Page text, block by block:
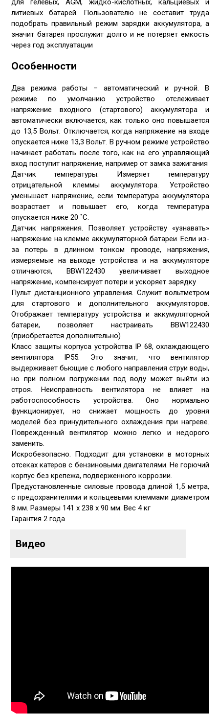
для гелевых, AGM, жидко-кислотных, кальциевых и
литиевых батарей. Пользователю не составит труда
подобрать правильный режим зарядки аккумулятора, а
значит батарея прослужит долго и не потеряет емкость
через год эксплуатации
Особенности
Два режима работы – автоматический и ручной. В
режиме по умолчанию устройство отслеживает
напряжение входного (стартового) аккумулятора и
автоматически включается, как только оно повышается
до 13,5 Вольт. Отключается, когда напряжение на входе
опускается ниже 13,3 Вольт. В ручном режиме устройство
начинает работать после того, как на его управляющий
вход поступит напряжение, например от замка зажигания
Датчик температуры. Измеряет температуру
отрицательной клеммы аккумулятора. Устройство
уменьшает напряжение, если температура аккумулятора
возрастает и повышает его, когда температура
опускается ниже 20 ˚С.
Датчик напряжения. Позволяет устройству «узнавать»
напряжение на клемме аккумуляторной батареи. Если из-
за потерь в длинном тонком проводе, напряжения,
измеряемые на выходе устройства и на аккумуляторе
отличаются, BBW122430 увеличивает выходное
напряжение, компенсирует потери и ускоряет зарядку
Пульт дистанционного управления. Служит вольтметром
для стартового и дополнительного аккумуляторов.
Отображает температуру устройства и аккумуляторной
батареи, позволяет настраивать BBW122430
(приобретается дополнительно)
Класс защиты корпуса устройства IP 68, охлаждающего
вентилятора IP55. Это значит, что вентилятор
выдерживает бьющие с любого направления струи воды,
но при полном погружении под воду может выйти из
строя. Неисправность вентилятора не влияет на
работоспособность устройства. Оно нормально
функционирует, но снижает мощность до уровня
моделей без принудительного охлаждения при нагреве.
Поврежденный вентилятор можно легко и недорого
заменить.
Искробезопасно. Подходит для установки в моторных
отсеках катеров с бензиновыми двигателями. Не горючий
корпус без крепежа, подверженного коррозии.
Предустановленные силовые провода длиной 1,5 метра,
с предохранителями и кольцевыми клеммами диаметром
8 мм. Размеры 141 х 238 х 90 мм. Вес 4 кг
Гарантия 2 года
Видео